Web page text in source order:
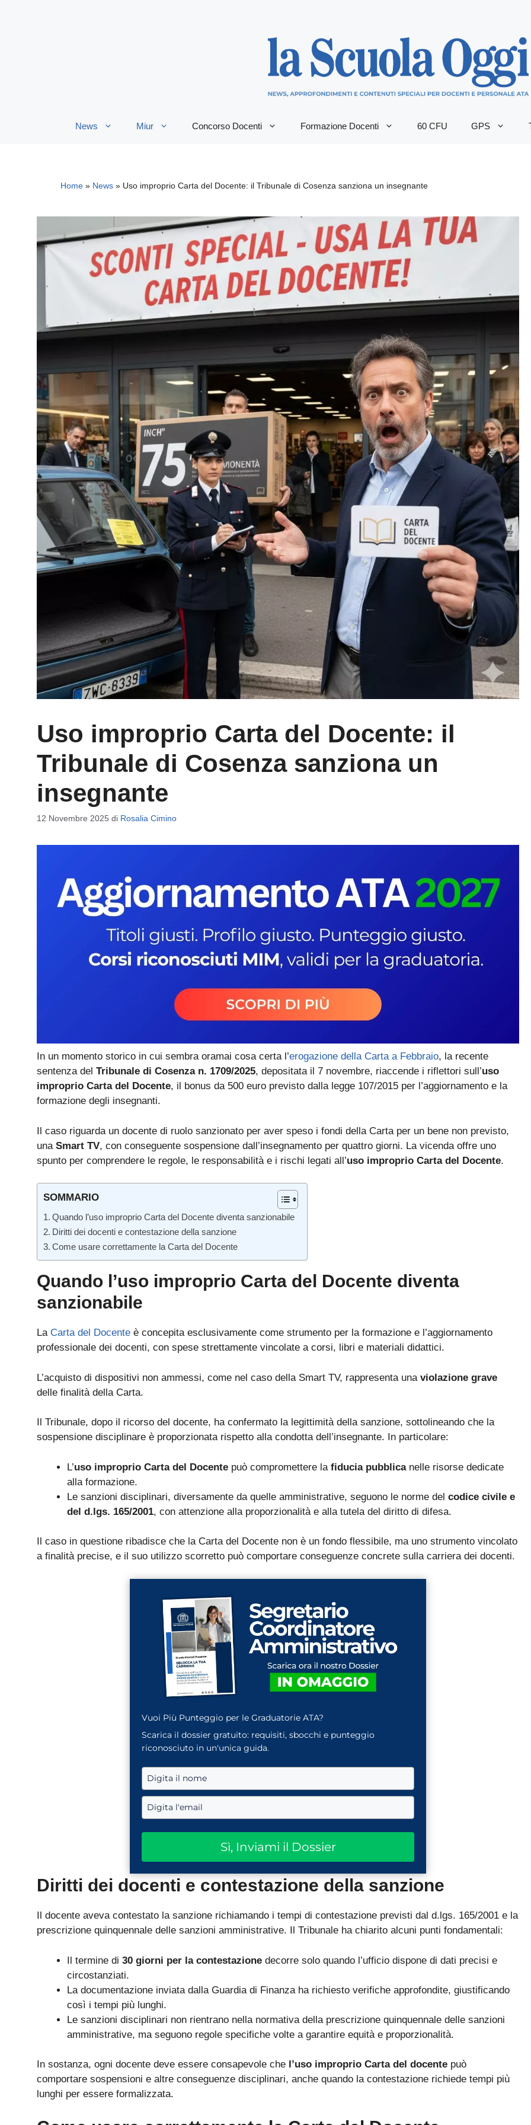
News Miur Concorso Docenti Formazione Docenti 60 CFU GPS
Home » News » Uso improprio Carta del Docente: il Tribunale di Cosenza sanziona un insegnante
Uso improprio Carta del Docente: il
Tribunale di Cosenza sanziona un
insegnante
12 Novembre 2025 di Rosalia Cimino
In un momento storico in cui sembra oramai cosa certa l’erogazione della Carta a Febbraio, la recente
sentenza del Tribunale di Cosenza n. 1709/2025, depositata il 7 novembre, riaccende i riflettori sull’uso
improprio Carta del Docente, il bonus da 500 euro previsto dalla legge 107/2015 per l’aggiornamento e la
formazione degli insegnanti.
Il caso riguarda un docente di ruolo sanzionato per aver speso i fondi della Carta per un bene non previsto,
una Smart TV, con conseguente sospensione dall’insegnamento per quattro giorni. La vicenda offre uno
spunto per comprendere le regole, le responsabilità e i rischi legati all’uso improprio Carta del Docente.
SOMMARIO
Quando l’uso improprio Carta del Docente diventa sanzionabile
Diritti dei docenti e contestazione della sanzione
Come usare correttamente la Carta del Docente
Quando l’uso improprio Carta del Docente diventa
sanzionabile
La Carta del Docente è concepita esclusivamente come strumento per la formazione e l’aggiornamento
professionale dei docenti, con spese strettamente vincolate a corsi, libri e materiali didattici.
L’acquisto di dispositivi non ammessi, come nel caso della Smart TV, rappresenta una violazione grave
delle finalità della Carta.
Il Tribunale, dopo il ricorso del docente, ha confermato la legittimità della sanzione, sottolineando che la
sospensione disciplinare è proporzionata rispetto alla condotta dell’insegnante. In particolare:
L’uso improprio Carta del Docente può compromettere la fiducia pubblicanelle risorse dedicate
alla formazione.
Le sanzioni disciplinari, diversamente da quelle amministrative, seguono le norme del codice civile e
del d.lgs. 165/2001, con attenzione alla proporzionalità e alla tutela del diritto di difesa.
Il caso in questione ribadisce che la Carta del Docente non è un fondo flessibile, ma uno strumento vincolato
a finalità precise, e il suo utilizzo scorretto può comportare conseguenze concrete sulla carriera dei docenti.
Vuoi Più Punteggio per le Graduatorie ATA?
Scarica il dossier gratuito: requisiti, sbocchi e punteggio
riconosciuto in un'unica guida.
Sì, Inviami il Dossier
Diritti dei docenti e contestazione della sanzione
Il docente aveva contestato la sanzione richiamando i tempi di contestazione previsti dal d.lgs. 165/2001 e la
prescrizione quinquennale delle sanzioni amministrative. Il Tribunale ha chiarito alcuni punti fondamentali:
Il termine di 30 giorni per la contestazione decorre solo quando l’ufficio dispone di dati precisi e
circostanziati.
La documentazione inviata dalla Guardia di Finanza ha richiesto verifiche approfondite, giustificando
così i tempi più lunghi.
Le sanzioni disciplinari non rientrano nella normativa della prescrizione quinquennale delle sanzioni
amministrative, ma seguono regole specifiche volte a garantire equità e proporzionalità.
In sostanza, ogni docente deve essere consapevole che l’uso improprio Carta del docente può
comportare sospensioni e altre conseguenze disciplinari, anche quando la contestazione richiede tempi più
lunghi per essere formalizzata.
La nuova classificazione CCNL 2019-2021 (4 aree, nuovi
✓
I titoli che fanno punteggio (OSA, ASACOM, Segretario